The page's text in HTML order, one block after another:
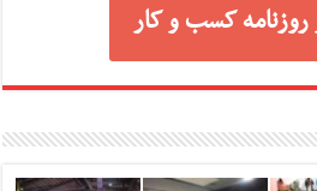
روزنامه کسب و کار